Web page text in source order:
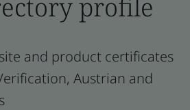
profile
and product certificates
Austrian and